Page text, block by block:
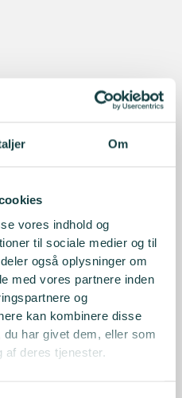
Om
vores indhold og
til sociale medier og til
også oplysninger om
med vores partnere inden
og
kan kombinere disse
har givet dem, eller som
af deres tjenester.